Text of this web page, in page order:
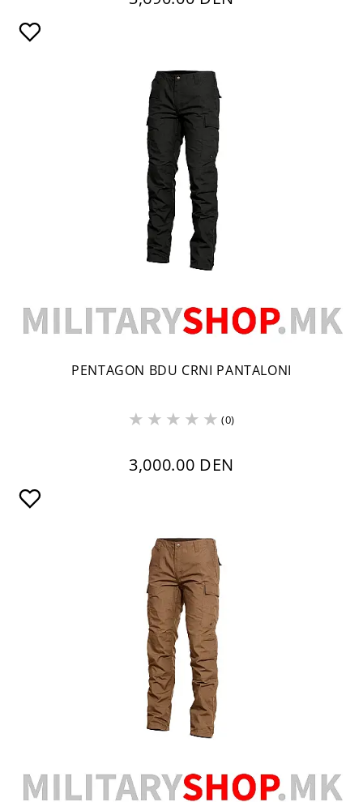
PENTAGON BDU CRNI PANTALONI
(0)
3,000.00 DEN